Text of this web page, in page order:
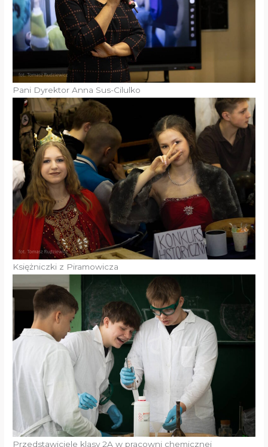
Pani Dyrektor Anna Sus-Cilulko
Księżniczki z Piramowicza
Przedstawiciele klasy 2A w pracowni chemicznej